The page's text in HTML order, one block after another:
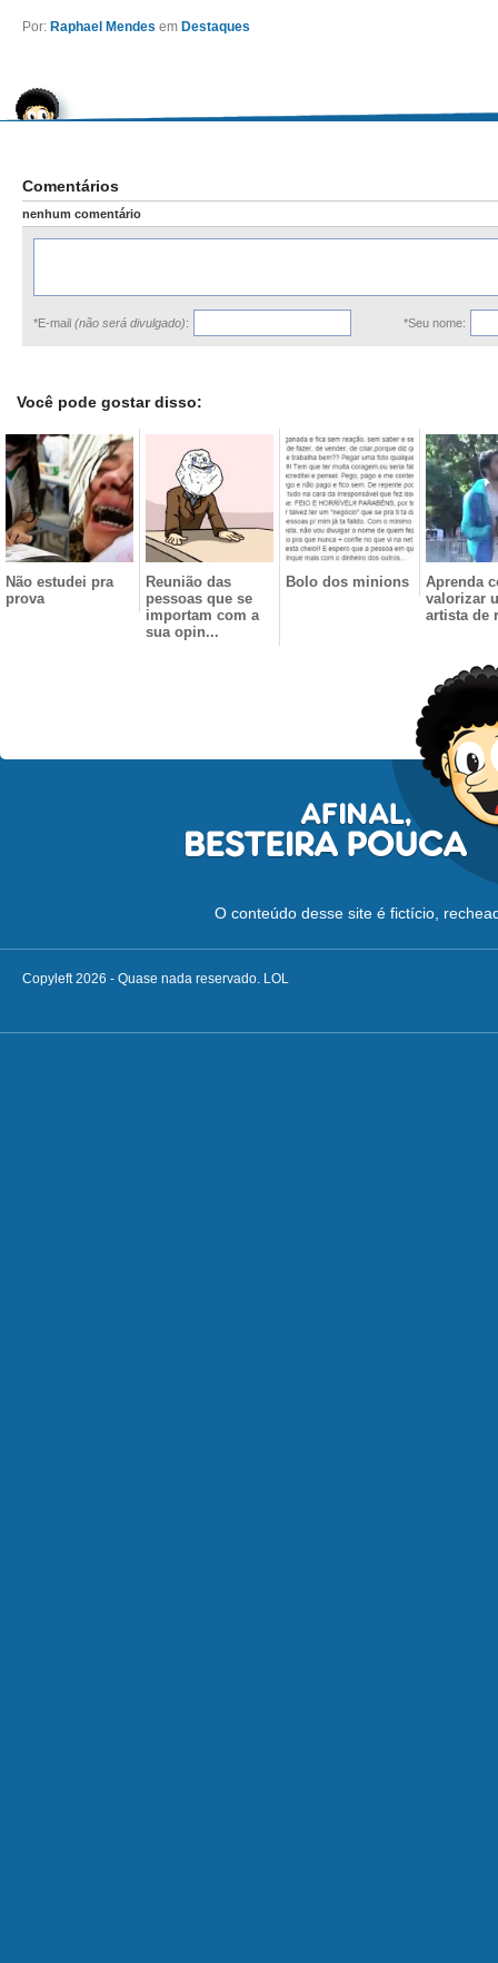
Por: Raphael Mendes em Destaques
Comentários
nenhum comentário
*E-mail (não será divulgado): *Seu nome:
Você pode gostar disso:
Não estudei pra
prova
Reunião das
pessoas que se
importam com a
sua opin...
Bolo dos minions
Aprenda
valorizar
artista de
O conteúdo desse site é fictício,
Copyleft 2026 - Quase nada reservado. LOL